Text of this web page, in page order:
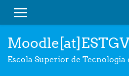
SIDE PANEL
Escola Superior de Tecnologia